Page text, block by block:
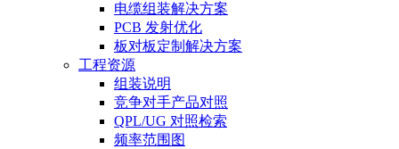
电缆组装解决方案
PCB 发射优化
板对板定制解决方案
工程资源
组装说明
竞争对手产品对照
QPL/UG 对照检索
频率范围图